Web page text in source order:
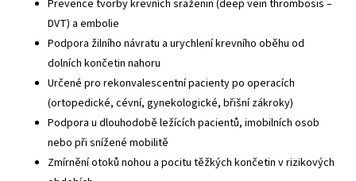
Prevence tvorby krevních sraženin (deep vein thrombosis –
DVT) a embolie
Podpora žilního návratu a urychlení krevního oběhu od
dolních končetin nahoru
Určené pro rekonvalescentní pacienty po operacích
(ortopedické, cévní, gynekologické, břišní zákroky)
Podpora u dlouhodobě ležících pacientů, imobilních osob
nebo při snížené mobilitě
Zmírnění otoků nohou a pocitu těžkých končetin v rizikových